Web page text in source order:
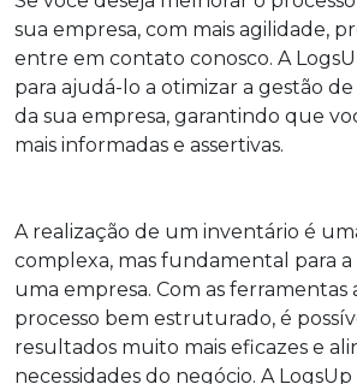
sua empresa, com mais agilidade,
entre em contato conosco. A
para ajudá-lo a otimizar a gestão
da sua empresa, garantindo que
mais informadas e assertivas.
A realização de um inventário é
complexa, mas fundamental para a
uma empresa. Com as ferramentas
processo bem estruturado, é
resultados muito mais eficazes e
necessidades do negócio. A